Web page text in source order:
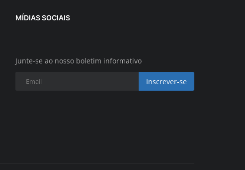
MÍDIAS SOCIAIS
Junte-se ao nosso boletim informativo
Inscrever-se